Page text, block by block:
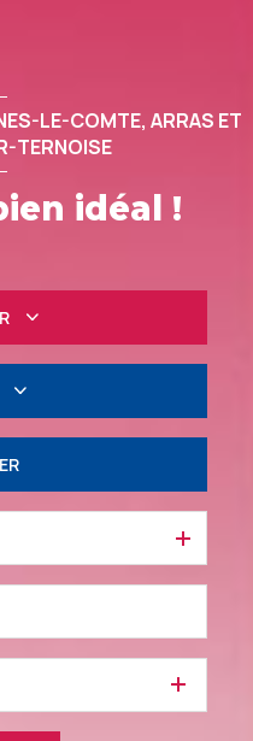
LE-COMTE, ARRAS ET
TERNOISE
idéal !